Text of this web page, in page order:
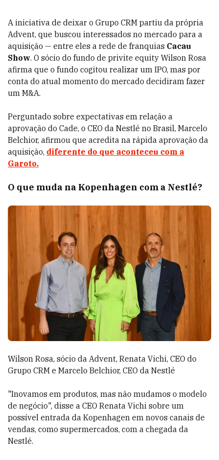
A iniciativa de deixar o Grupo CRM partiu da própria
Advent, que buscou interessados no mercado para a
aquisição — entre eles a rede de franquias Cacau
Show. O sócio do fundo de privite equity Wilson Rosa
afirma que o fundo cogitou realizar um IPO, mas por
conta do atual momento do mercado decidiram fazer
um M&A.
Perguntado sobre expectativas em relação a
aprovação do Cade, o CEO da Nestlé no Brasil, Marcelo
Belchior, afirmou que acredita na rápida aprovação da
aquisição, diferente do que aconteceu com a
Garoto.
O que muda na Kopenhagen com a Nestlé?
Wilson Rosa, sócio da Advent, Renata Vichi, CEO do
Grupo CRM e Marcelo Belchior, CEO da Nestlé
"Inovamos em produtos, mas não mudamos o modelo
de negócio", disse a CEO Renata Vichi sobre um
possível entrada da Kopenhagen em novos canais de
vendas, como supermercados, com a chegada da
Nestlé.